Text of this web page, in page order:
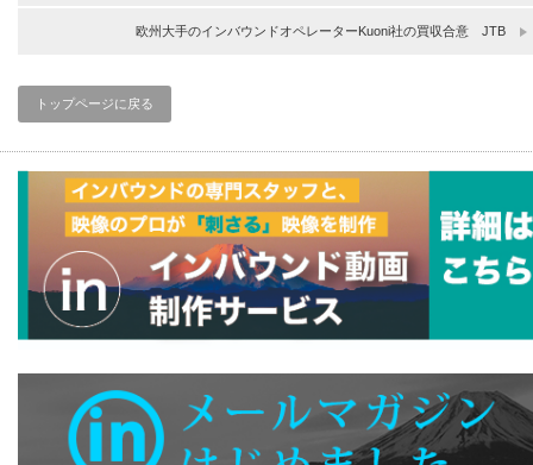
欧州大手のインバウンドオペレーターKuoni社の買収合意 JTB
トップページに戻る